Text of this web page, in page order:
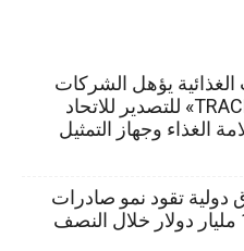
يؤهل الشركات
للتسجيل على منصة «TRACES NT» للتصدير للاتحاد
الغذاء وجهاز التمثيل
10 أسواق دولية تقود نمو صادرات
الصناعات الغذائية بقيمة 1.65 مليار دولار خلال النصف